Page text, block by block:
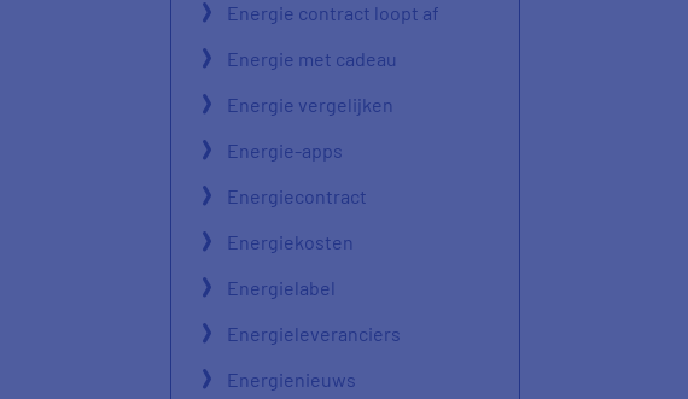
Energie contract loopt af
Energie met cadeau
Energie vergelijken
Energie-apps
Energiecontract
Energiekosten
Energielabel
Energieleveranciers
Energienieuws